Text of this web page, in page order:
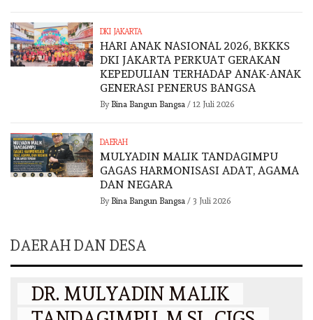
DKI JAKARTA
HARI ANAK NASIONAL 2026, BKKKS
DKI JAKARTA PERKUAT GERAKAN
KEPEDULIAN TERHADAP ANAK-ANAK
GENERASI PENERUS BANGSA
By Bina Bangun Bangsa/ 12 Juli 2026
DAERAH
MULYADIN MALIK TANDAGIMPU
GAGAS HARMONISASI ADAT, AGAMA
DAN NEGARA
By Bina Bangun Bangsa/ 3 Juli 2026
DAERAH DAN DESA
DAERAH
DR. MULYADIN MALIK